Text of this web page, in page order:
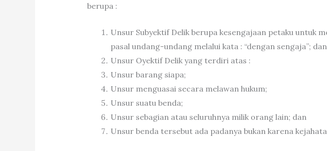
berupa :
Unsur Subyektif Delik berupa kesengajaan petaku untuk
pasal undang-undang melalui kata : “dengan sengaja”; dan
Unsur Oyektif Delik yang terdiri atas :
Unsur barang siapa;
Unsur menguasai secara melawan hukum;
Unsur suatu benda;
Unsur sebagian atau seluruhnya milik orang lain; dan
Unsur benda tersebut ada padanya bukan karena